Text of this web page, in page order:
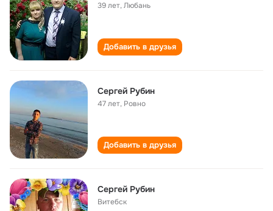
39 лет,Любань
Добавить в друзья
Сергей Рубин
47 лет, Ровно
Добавить в друзья
Сергей Рубин
Витебск